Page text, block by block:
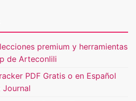
premium y herramientas
de Arteconlili
PDF Gratis o en Español
Journal